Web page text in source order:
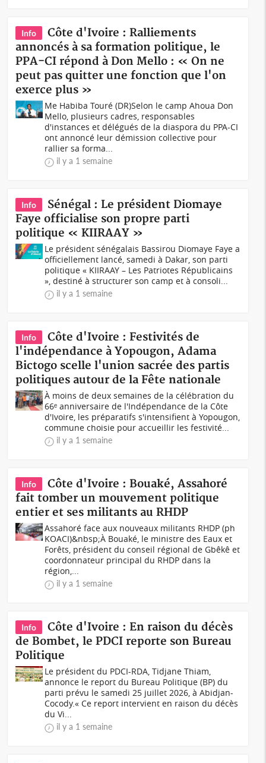
Info
Côte d'Ivoire : Ralliements
annoncés à sa formation politique, le
PPA-CI répond à Don Mello : « On ne
peut pas quitter une fonction que l'on
exerce plus »
Me Habiba Touré (DR)Selon le camp Ahoua Don
Mello, plusieurs cadres, responsables
d'instances et délégués de la diaspora du PPA-CI
ont annoncé leur démission collective pour
rallier sa forma...
il y a 1 semaine
Info
Sénégal : Le président Diomaye
Faye officialise son propre parti
politique « KIIRAAY »
Le président sénégalais Bassirou Diomaye Faye a
officiellement lancé, samedi à Dakar, son parti
politique « KIIRAAY – Les Patriotes Républicains
», destiné à structurer son camp et à consoli...
il y a 1 semaine
Info
Côte d'Ivoire : Festivités de
l'indépendance à Yopougon, Adama
Bictogo scelle l'union sacrée des partis
politiques autour de la Fête nationale
À moins de deux semaines de la célébration du
66ᵉ anniversaire de l'Indépendance de la Côte
d'Ivoire, les préparatifs s'intensifient à Yopougon,
commune choisie pour accueillir les festivité...
il y a 1 semaine
Info
Côte d'Ivoire : Bouaké, Assahoré
fait tomber un mouvement politique
entier et ses militants au RHDP
Assahoré face aux nouveaux militants RHDP (ph
KOACI)&nbsp;À Bouaké, le ministre des Eaux et
Forêts, président du conseil régional de Gbêkê et
coordonnateur principal du RHDP dans la
région,...
il y a 1 semaine
Info
Côte d'Ivoire : En raison du décès
de Bombet, le PDCI reporte son Bureau
Politique
Le président du PDCI-RDA, Tidjane Thiam,
annonce le report du Bureau Politique (BP) du
parti prévu le samedi 25 juillet 2026, à Abidjan-
Cocody.« Ce report intervient en raison du décès
du Vi...
il y a 1 semaine